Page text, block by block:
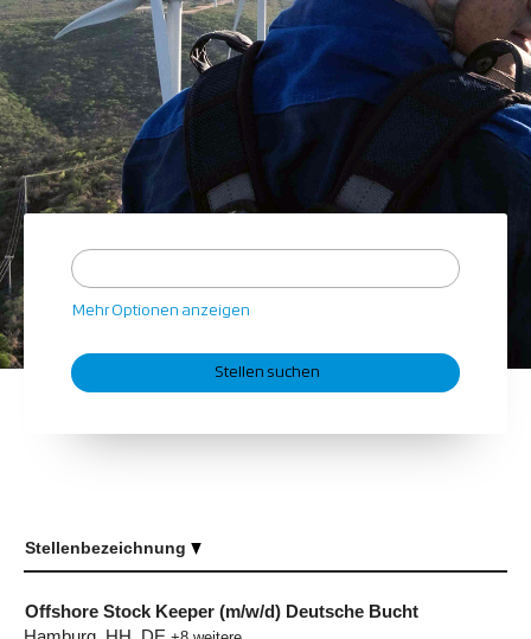
Mehr Optionen anzeigen
Stellenbezeichnung
Offshore Stock Keeper (m/w/d) Deutsche Bucht